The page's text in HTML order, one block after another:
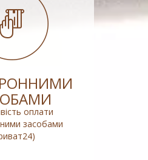
оплати
засобами